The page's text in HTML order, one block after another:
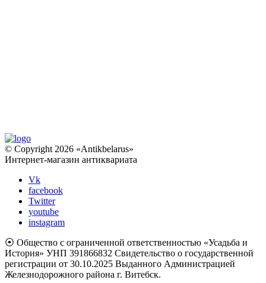
© Copyright 2026 «Antikbelarus»
Интернет-магазин антиквариата
Vk
facebook
Twitter
youtube
instagram
⦿ Общество с ограниченной ответственностью «Усадьба и
История» УНП 391866832 Свидетельство о государственной
регистрации от 30.10.2025 Выданного Администрацией
Железнодорожного района г. Витебск.